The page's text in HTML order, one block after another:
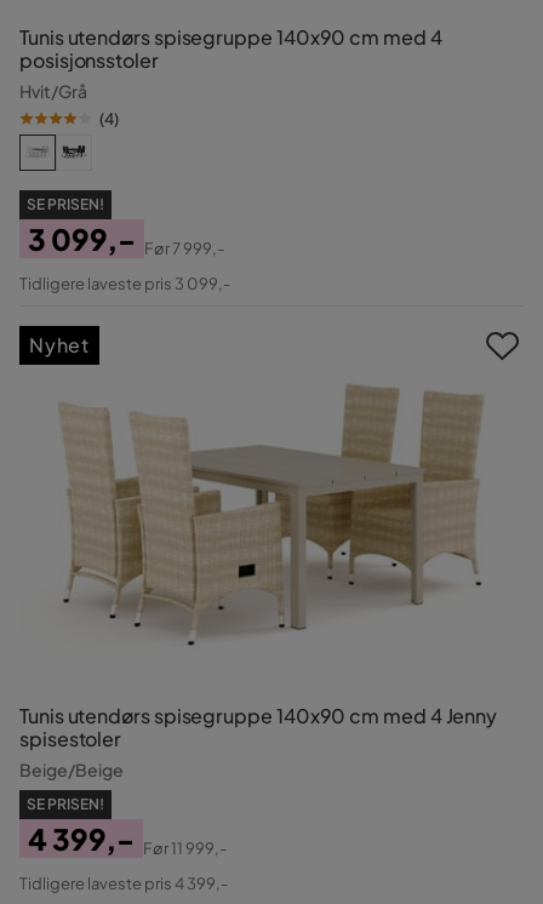
Tunis utendørs spisegruppe 140x90 cm med 4
posisjonsstoler
Hvit/Grå
(4)
SE PRISEN!
Pris
3 099,-
Original
Før7 999,-
Tidligere laveste pris 3 099,-
Tunis utendørs spisegruppe 140x90 cm med 4 Jenny
spisestoler
Beige/Beige
SE PRISEN!
Pris
4 399,-
Original
Før11 999,-
Tidligere laveste pris 4 399,-
Nyhet